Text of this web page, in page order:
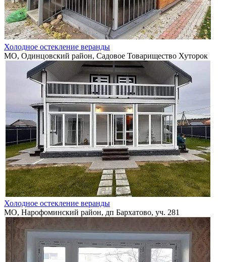
Холодное остекление веранды
МО, Одинцовский район, Садовое Товарищество Хуторок
Холодное остекление веранды
МО, Нарофоминский район, дп Бархатово, уч. 281